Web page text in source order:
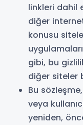
linkleri dahil
diğer
konusu
gibi, bu
diğer siteler
Bu
veya
yeniden,